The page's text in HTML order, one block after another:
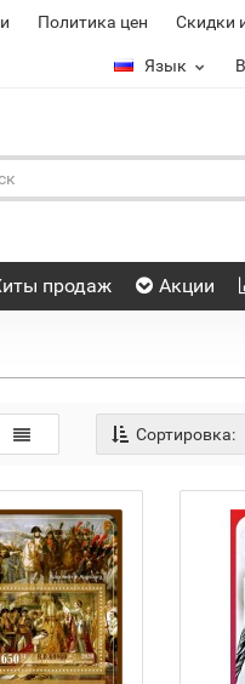
Политика цен Скидки
Язык
продаж Акции
Сортировка: